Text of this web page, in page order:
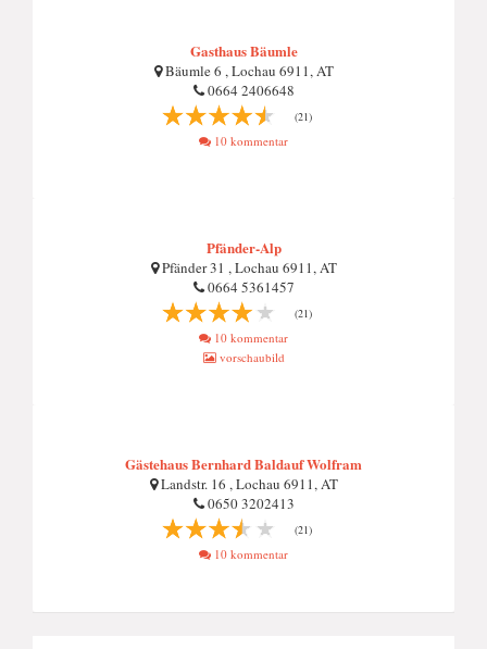
Gasthaus Bäumle
Bäumle 6 , Lochau 6911, AT
0664 2406648
(21)
10 kommentar
Pfänder-Alp
Pfänder 31 , Lochau 6911, AT
0664 5361457
(21)
10 kommentar
vorschaubild
Gästehaus Bernhard Baldauf Wolfram
Landstr. 16 , Lochau 6911, AT
0650 3202413
(21)
10 kommentar